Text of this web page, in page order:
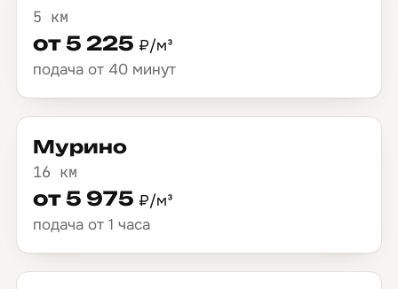
5 км
от 5 225 ₽/м³
подача от 40 минут
Мурино
16 км
от 5 975 ₽/м³
подача от 1 часа